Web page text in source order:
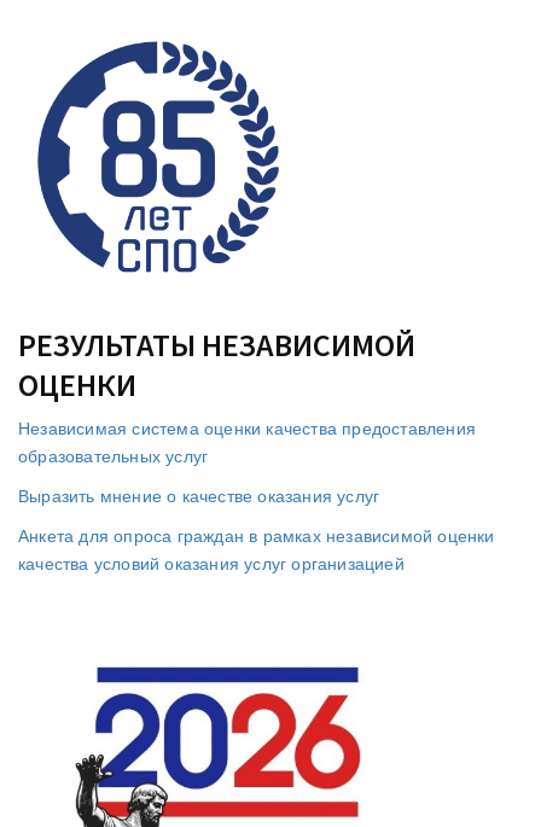
РЕЗУЛЬТАТЫ НЕЗАВИСИМОЙ
ОЦЕНКИ
Независимая система оценки качества предоставления
образовательных услуг
Выразить мнение о качестве оказания услуг
Анкета для опроса граждан в рамках независимой оценки
качества условий оказания услуг организацией